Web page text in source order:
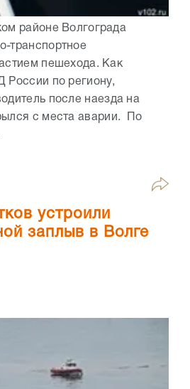
районе Волгограда
транспортное
пешехода. Как
по региону,
после наезда на
с места аварии. По
устроили
заплыв в Волге